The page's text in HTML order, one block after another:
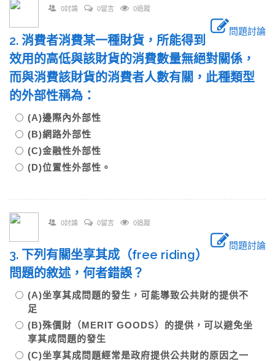
0討論 0留言 0追蹤
問題討論
2. 消費者消費某一種財貨，所能得到
效用的高低與該財貨的消費數量無絕對關係，
而與消費該財貨的消費者人數有關，此種類型
的外部性稱為：
(A)邊際內外部性
(B)網路外部性
(C)金融性外部性
(D)位置性外部性。
0討論 0留言 0追蹤
問題討論
3. 下列有關坐享其成（free riding）
問題的敘述，何者錯誤？
(A)坐享其成問題的發生，可能導致公共財的提供不
足
(B)殊價財（MERIT GOODS）的提供，可以避免坐
享其成問題的發生
(C)坐享其成問題經常是政府提供公共財的原因之一